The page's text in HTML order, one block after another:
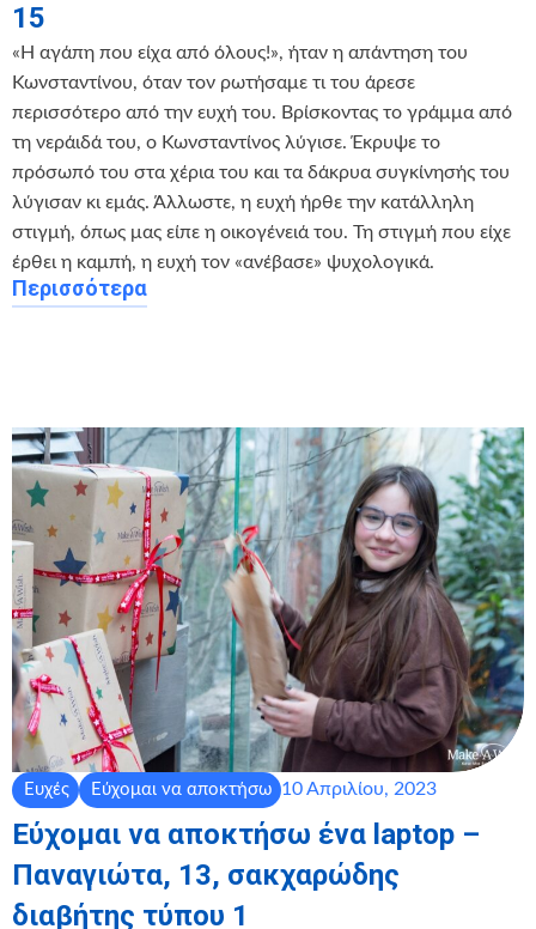
15
«Η αγάπη που είχα από όλους!», ήταν η απάντηση του
Κωνσταντίνου, όταν τον ρωτήσαμε τι του άρεσε
περισσότερο από την ευχή του. Βρίσκοντας το γράμμα από
τη νεράιδά του, ο Κωνσταντίνος λύγισε. Έκρυψε το
πρόσωπό του στα χέρια του και τα δάκρυα συγκίνησής του
λύγισαν κι εμάς. Άλλωστε, η ευχή ήρθε την κατάλληλη
στιγμή, όπως μας είπε η οικογένειά του. Τη στιγμή που είχε
έρθει η καμπή, η ευχή τον «ανέβασε» ψυχολογικά.
Περισσότερα
Ευχές Εύχομαι να αποκτήσω 10 Απριλίου, 2023
Εύχομαι να αποκτήσω ένα laptop –
Παναγιώτα, 13, σακχαρώδης
διαβήτης τύπου 1